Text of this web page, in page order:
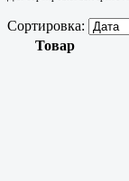
Сортировка:
Товар